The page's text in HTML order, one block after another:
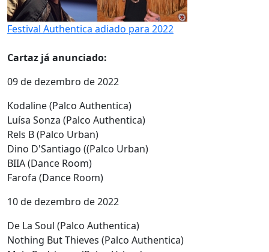
Festival Authentica adiado para 2022
Cartaz já anunciado:
09 de dezembro de 2022
Kodaline (Palco Authentica)
Luísa Sonza (Palco Authentica)
Rels B (Palco Urban)
Dino D'Santiago ((Palco Urban)
BIIA (Dance Room)
Farofa (Dance Room)
10 de dezembro de 2022
De La Soul (Palco Authentica)
Nothing But Thieves (Palco Authentica)